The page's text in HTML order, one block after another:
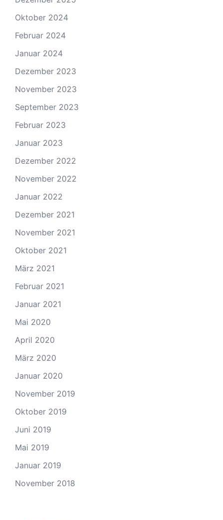
Oktober 2024
Februar 2024
Januar 2024
Dezember 2023
November 2023
September 2023
Februar 2023
Januar 2023
Dezember 2022
November 2022
Januar 2022
Dezember 2021
November 2021
Oktober 2021
März 2021
Februar 2021
Januar 2021
Mai 2020
April 2020
März 2020
Januar 2020
November 2019
Oktober 2019
Juni 2019
Mai 2019
Januar 2019
November 2018